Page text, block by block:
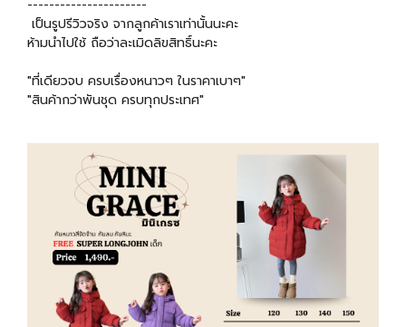
----------------------
เป็นรูปรีวิวจริง จากลูกค้าเราเท่านั้นนะคะ
ห้ามนำไปใช้ ถือว่าละเมิดลิขสิทธิ์นะคะ
"ที่เดียวจบ ครบเรื่องหนาวๆ ในราคาเบาๆ"
"สินค้ากว่าพันชุด ครบทุกประเทศ"